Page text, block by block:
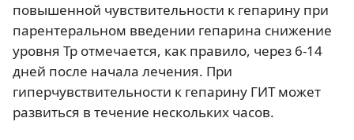
повышенной чувствительности к гепарину при
парентеральном введении гепарина снижение
уровня Тр отмечается, как правило, через 6-14
дней после начала лечения. При
гиперчувствительности к гепарину ГИТ может
развиться в течение нескольких часов.